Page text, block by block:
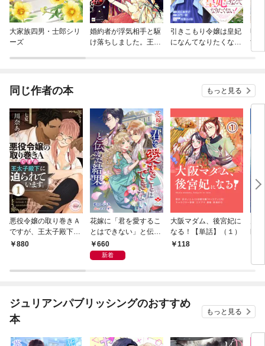
大家族四男・士郎シリ
ーズ
婚約者が浮気相手と駆
け落ちしました。王子
引きこもり令嬢は皇妃
になんてなりたくな
明
す
同じ作者の本 もっと見る
悪役令嬢の取り巻きＡ
ですが、王太子殿下に
迫られています。①
880
花嫁に「君を愛するこ
とはできない」と伝え
た結果
660
新着
大阪マダム、後宮妃に
なる！【単話】（１）
118
幽
ジュリアンパブリッシングのおすすめ
本
もっと見る